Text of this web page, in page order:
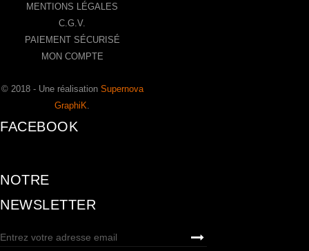
MENTIONS LÉGALES
C.G.V.
PAIEMENT SÉCURISÉ
MON COMPTE
© 2018 - Une réalisation Supernova
GraphiK
FACEBOOK
NOTRE
NEWSLETTER